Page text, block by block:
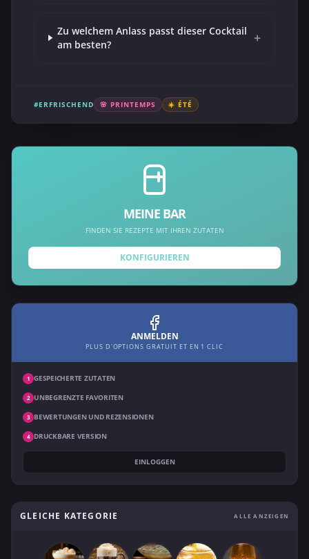
Zu welchem Anlass passt dieser Cocktail
am besten?
+
#ERFRISCHEND 🌸 PRINTEMPS ☀️ ÉTÉ
MEINE BAR
FINDEN SIE REZEPTE MIT IHREN ZUTATEN
KONFIGURIEREN
ANMELDEN
PLUS D'OPTIONS GRATUIT ET EN 1 CLIC
1 GESPEICHERTE ZUTATEN
2 UNBEGRENZTE FAVORITEN
3 BEWERTUNGEN UND REZENSIONEN
4 DRUCKBARE VERSION
EINLOGGEN
GLEICHE KATEGORIE ALLE ANZEIGEN